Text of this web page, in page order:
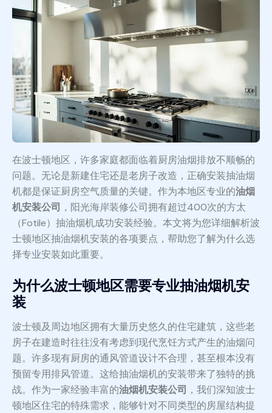
在波士顿地区，许多家庭都面临着厨房油烟排放不顺畅的
问题。无论是新建住宅还是老房子改造，正确安装抽油烟
机都是保证厨房空气质量的关键。作为本地区专业的油烟
机安装公司 ，阳光海岸装修公司拥有超过400次的方太
（Fotile）抽油烟机成功安装经验。本文将为您详细解析波
士顿地区抽油烟机安装的各项要点，帮助您了解为什么选
择专业安装如此重要。
为什么波士顿地区需要专业抽油烟机安
装
波士顿及周边地区拥有大量历史悠久的住宅建筑，这些老
房子在建造时往往没有考虑到现代烹饪方式产生的油烟问
题。许多现有厨房的通风管道设计不合理，甚至根本没有
预留专用排风管道。这给抽油烟机的安装带来了独特的挑
战。作为一家经验丰富的油烟机安装公司 ，我们深知波士
顿地区住宅的特殊需求，能够针对不同类型的房屋结构提